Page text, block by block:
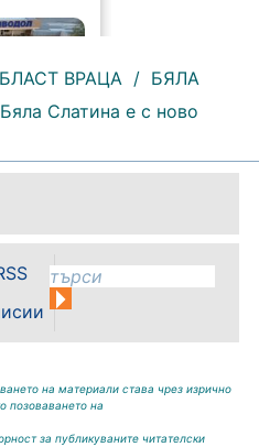
тел.
ОБЯВА
8, ал. 4,
92, ал. 1...
ВРАЦА / БЯЛА
Слатина е с ново
на материали става чрез изрично
позоваването на
за публикуваните читателски